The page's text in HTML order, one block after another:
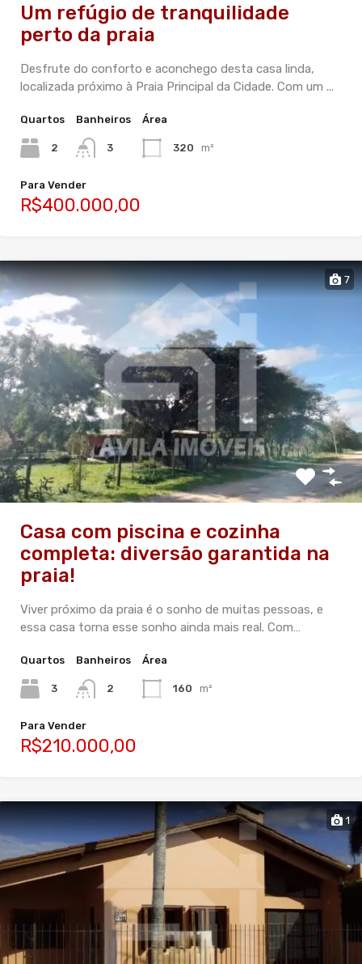
Um refúgio de tranquilidade
perto da praia
Desfrute do conforto e aconchego desta casa linda,
localizada próximo à Praia Principal da Cidade. Com um ...
Quartos
2
Banheiros
3
Área
320 m²
Para Vender
R$400.000,00
7
Casa com piscina e cozinha
completa: diversão garantida na
praia!
Viver próximo da praia é o sonho de muitas pessoas, e
essa casa torna esse sonho ainda mais real. Com…
Quartos
3
Banheiros
2
Área
160 m²
Para Vender
R$210.000,00
1